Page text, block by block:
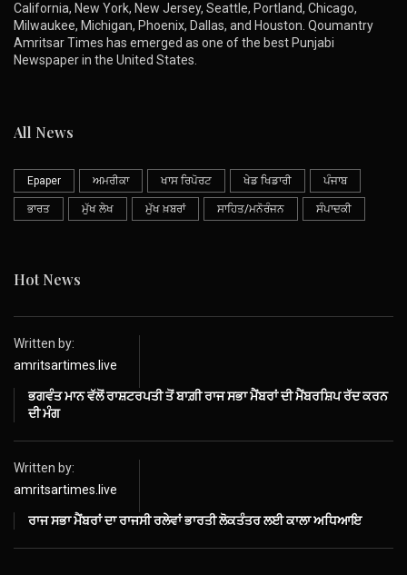
California, New York, New Jersey, Seattle, Portland, Chicago,
Milwaukee, Michigan, Phoenix, Dallas, and Houston. Qoumantry
Amritsar Times has emerged as one of the best Punjabi
Newspaper in the United States.
All News
Epaper ਅਮਰੀਕਾ ਖਾਸ ਰਿਪੋਰਟ ਖੇਡ ਖਿਡਾਰੀ ਪੰਜਾਬ
ਭਾਰਤ ਮੁੱਖ ਲੇਖ ਮੁੱਖ ਖ਼ਬਰਾਂ ਸਾਹਿਤ/ਮਨੋਰੰਜਨ ਸੰਪਾਦਕੀ
Hot News
Written by:
amritsartimes.live
ਭਗਵੰਤ ਮਾਨ ਵੱਲੋਂ ਰਾਸ਼ਟਰਪਤੀ ਤੋਂ ਬਾਗ਼ੀ ਰਾਜ ਸਭਾ ਮੈਂਬਰਾਂ ਦੀ ਮੈਂਬਰਸ਼ਿਪ ਰੱਦ ਕਰਨ
ਦੀ ਮੰਗ
Written by:
amritsartimes.live
ਰਾਜ ਸਭਾ ਮੈਂਬਰਾਂ ਦਾ ਰਾਜਸੀ ਰਲੇਵਾਂ ਭਾਰਤੀ ਲੋਕਤੰਤਰ ਲਈ ਕਾਲਾ ਅਧਿਆਇ